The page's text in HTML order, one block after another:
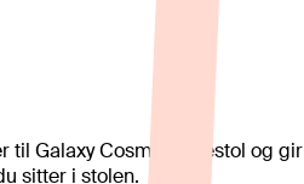
til Galaxy Cosmos lenestol og gir
sitter i stolen.